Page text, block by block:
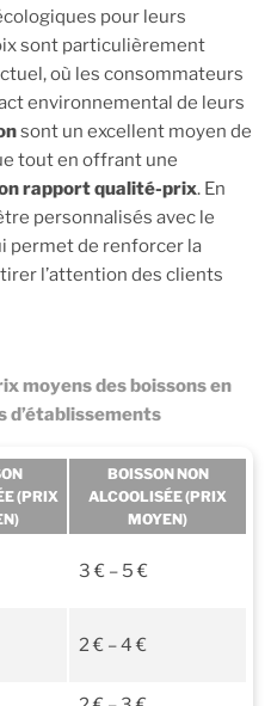
pour leurs
sont particulièrement
où les consommateurs
environnemental de leurs
sont un excellent moyen de
tout en offrant une
rapport qualité-prix. En
personnalisés avec le
permet de renforcer la
l’attention des clients
moyens des boissons en
d’établissements
(PRIX
BOISSON NON
ALCOOLISÉE (PRIX
MOYEN)
3 € – 5 €
2 € – 4 €